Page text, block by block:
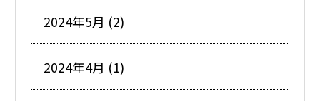
2024年5月 (2)
2024年4月 (1)